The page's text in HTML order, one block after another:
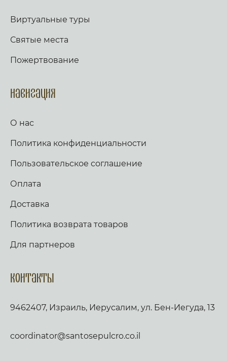
Виртуальные туры
Святые места
Пожертвование
Навигация
О нас
Политика конфиденциальности
Пользовательское соглашение
Оплата
Доставка
Политика возврата товаров
Для партнеров
Контакты
9462407, Израиль, Иерусалим, ул. Бен-Иегуда, 13
coordinator@santosepulcro.co.il